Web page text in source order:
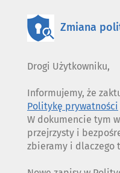
Zmiana
Drogi Użytkowniku,
Informujemy, że
Politykę prywatności
W dokumencie tym
przejrzysty i
zbieramy i dlaczego